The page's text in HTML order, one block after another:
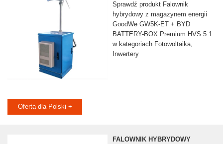
Sprawdź produkt Falownik
hybrydowy z magazynem energii
GoodWe GW5K-ET + BYD
BATTERY-BOX Premium HVS 5.1
w kategoriach Fotowoltaika,
Inwertery
Oferta dla Polski +
FALOWNIK HYBRYDOWY